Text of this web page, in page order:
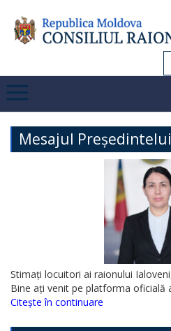
Mesajul Președintelui
Stimați locuitori ai raionului
Bine ați venit pe platforma oficială
Citește în continuare